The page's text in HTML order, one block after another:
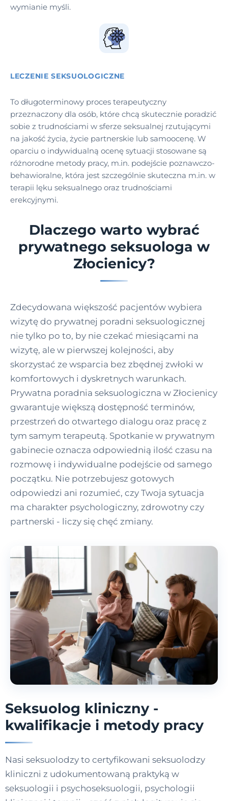
wymianie myśli.
LECZENIE SEKSUOLOGICZNE
To długoterminowy proces terapeutyczny
przeznaczony dla osób, które chcą skutecznie poradzić
sobie z trudnościami w sferze seksualnej rzutującymi
na jakość życia, życie partnerskie lub samoocenę. W
oparciu o indywidualną ocenę sytuacji stosowane są
różnorodne metody pracy, m.in. podejście poznawczo-
behawioralne, która jest szczególnie skuteczna m.in. w
terapii lęku seksualnego oraz trudnościami
erekcyjnymi.
Dlaczego warto wybrać
prywatnego seksuologa w
Złocienicy?
Zdecydowana większość pacjentów wybiera
wizytę do prywatnej poradni seksuologicznej
nie tylko po to, by nie czekać miesiącami na
wizytę, ale w pierwszej kolejności, aby
skorzystać ze wsparcia bez zbędnej zwłoki w
komfortowych i dyskretnych warunkach.
Prywatna poradnia seksuologiczna w Złocienicy
gwarantuje większą dostępność terminów,
przestrzeń do otwartego dialogu oraz pracę z
tym samym terapeutą. Spotkanie w prywatnym
gabinecie oznacza odpowiednią ilość czasu na
rozmowę i indywidualne podejście od samego
początku. Nie potrzebujesz gotowych
odpowiedzi ani rozumieć, czy Twoja sytuacja
ma charakter psychologiczny, zdrowotny czy
partnerski - liczy się chęć zmiany.
Seksuolog kliniczny -
kwalifikacje i metody pracy
Nasi seksuolodzy to certyfikowani seksuolodzy
kliniczni z udokumentowaną praktyką w
seksuologii i psychoseksuologii, psychologii